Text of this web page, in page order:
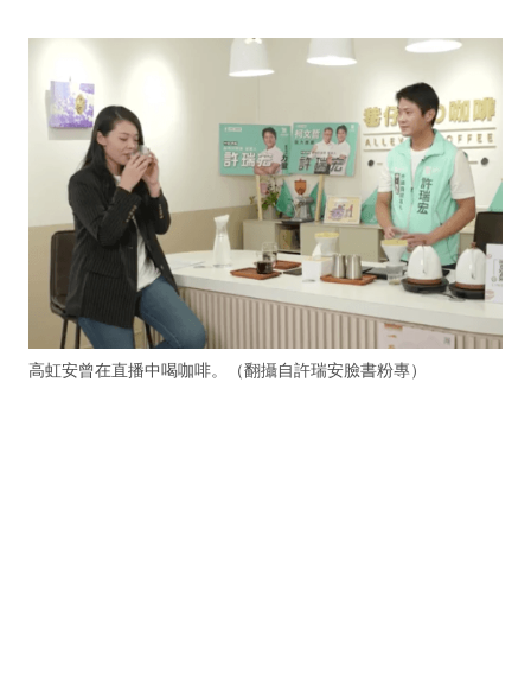
高虹安曾在直播中喝咖啡。（翻攝自許瑞安臉書粉專）